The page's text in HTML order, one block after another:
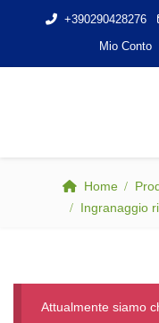
+390290428276
Mio Conto
Home
Ingranaggio
Attualmente siamo